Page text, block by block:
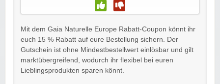
Mit dem Gaia Naturelle Europe Rabatt-Coupon könnt ihr
euch 15 % Rabatt auf eure Bestellung sichern. Der
Gutschein ist ohne Mindestbestellwert einlösbar und gilt
marktübergreifend, wodurch ihr flexibel bei euren
Lieblingsprodukten sparen könnt.